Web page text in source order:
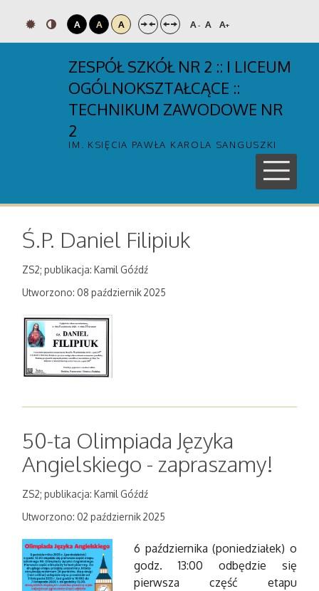
A A A A- A A+
ZESPÓŁ SZKÓŁ NR 2 :: I LICEUM
OGÓLNOKSZTAŁCĄCE ::
TECHNIKUM ZAWODOWE NR
2
IM. KSIĘCIA PAWŁA KAROLA SANGUSZKI
Ś.P. Daniel Filipiuk
ZS2; publikacja: Kamil Góźdź
Utworzono: 08 październik 2025
50-ta Olimpiada Języka
Angielskiego - zapraszamy!
ZS2; publikacja: Kamil Góźdź
Utworzono: 02 październik 2025
6 października (poniedziałek) o
godz. 13:00 odbędzie się
pierwsza część etapu